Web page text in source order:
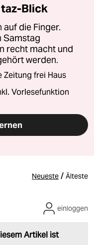
Blick
die Finger.
Samstag
recht macht und
werden.
Zeitung frei Haus
Vorlesefunktion
Neueste / Älteste
Artikel ist
einloggen